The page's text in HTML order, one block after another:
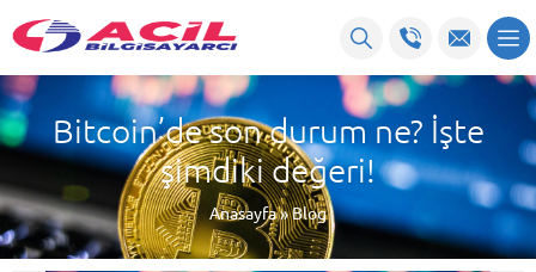
Bitcoin’de son durum ne? İşte
şimdiki değeri!
Anasayfa»Blog